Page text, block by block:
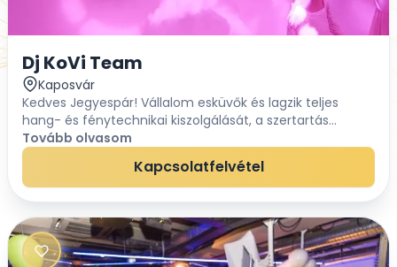
Dj KoVi Team
Kaposvár
Kedves Jegyespár! Vállalom esküvők és lagzik teljes
hang- és fénytechnikai kiszolgálását, a szertartás
hangosítását, valamint a lakodalmi buli során a DJ
szolgáltatást. Modern, megbízható techniká...
Tovább olvasom
Kapcsolatfelvétel